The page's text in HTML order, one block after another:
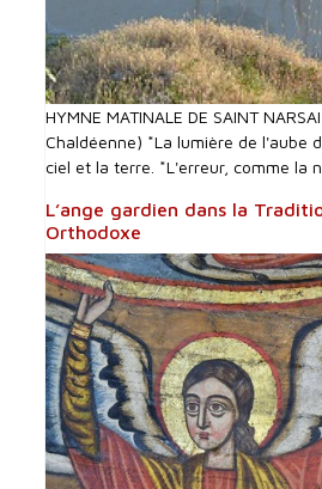
HYMNE MATINALE DE SAINT
Chaldéenne) *La lumière de l'aube
ciel et la terre. *L'erreur, comme la
L’ange gardien dans la
Orthodoxe